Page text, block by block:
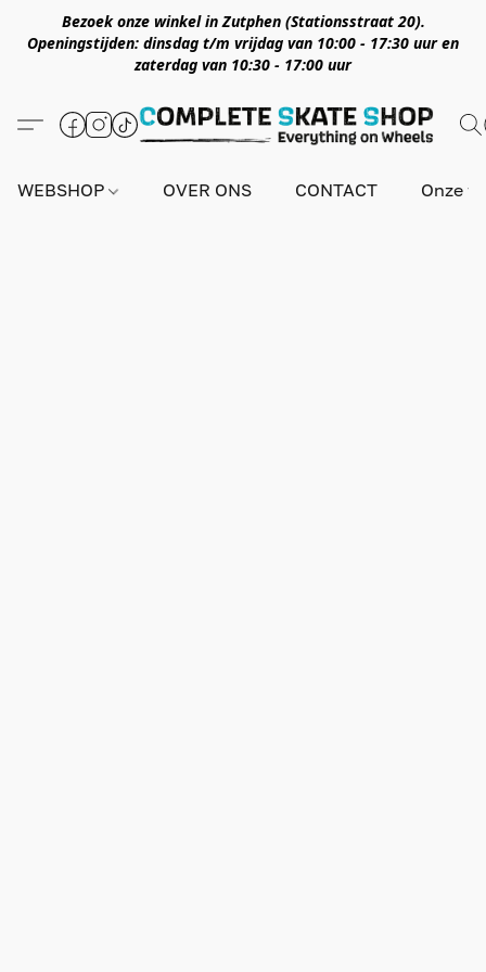
Bezoek onze winkel in Zutphen (Stationsstraat 20).
Openingstijden: dinsdag t/m vrijdag van 10:00 - 17:30 uur en
zaterdag van 10:30 - 17:00 uur
WEBSHOP OVER ONS CONTACT Onze